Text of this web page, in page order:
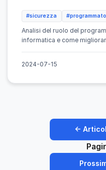
#sicurezza
Analisi del ruolo del
informatica e come
2024-07-15
←